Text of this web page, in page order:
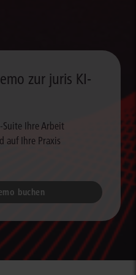
zur juris KI-
Suite Ihre Arbeit
auf Ihre Praxis
buchen